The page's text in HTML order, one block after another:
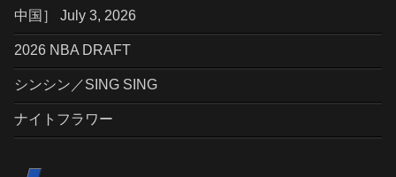
中国］ July 3, 2026
2026 NBA DRAFT
シンシン／SING SING
ナイトフラワー